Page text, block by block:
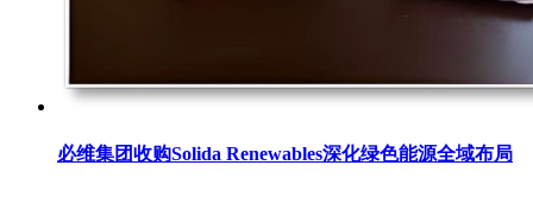
必维集团收购Solida Renewables深化绿色能源全域布局